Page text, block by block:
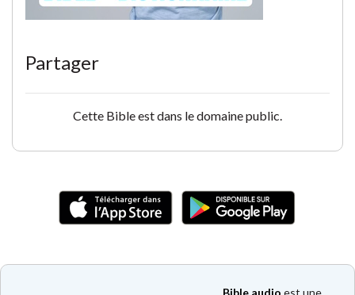
Partager
Cette Bible est dans le domaine public.